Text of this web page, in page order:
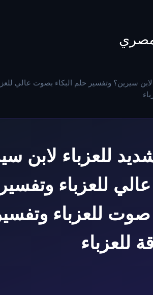
لابن سيرين؟ وتفسير حلم البكاء بصوت عالي
للعزباء لابن
للعزباء
صوت للعزباء
للعزباء